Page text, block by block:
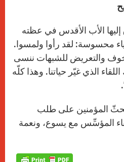
إليها الأب الأقدس في عظته
محسوسة: لقد رأوا ولمسوا.
والتعريض للشبهات ننسى
الذي غيّر حياتنا. وهذا كلّه
المؤمنين على طلب
المؤسِّس مع يسوع، ونعمة